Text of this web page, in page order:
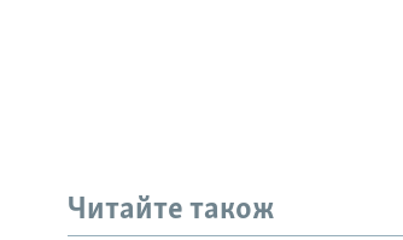
Читайте також